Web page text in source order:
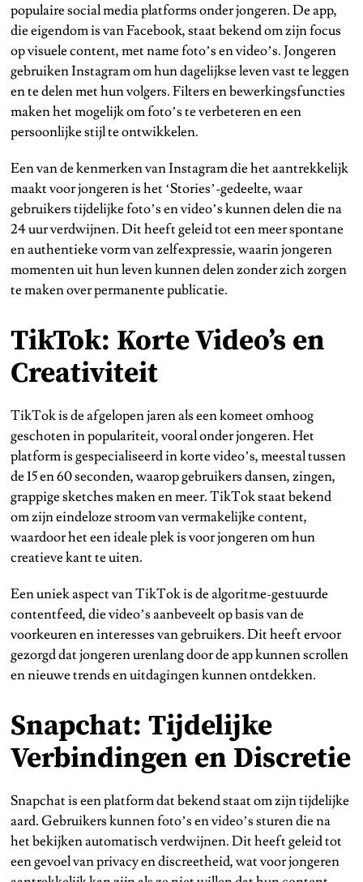
populaire social media platforms onder jongeren. De app,
die eigendom is van Facebook, staat bekend om zijn focus
op visuele content, met name foto’s en video’s. Jongeren
gebruiken Instagram om hun dagelijkse leven vast te leggen
en te delen met hun volgers. Filters en bewerkingsfuncties
maken het mogelijk om foto’s te verbeteren en een
persoonlijke stijl te ontwikkelen.
Een van de kenmerken van Instagram die het aantrekkelijk
maakt voor jongeren is het ‘Stories’-gedeelte, waar
gebruikers tijdelijke foto’s en video’s kunnen delen die na
24 uur verdwijnen. Dit heeft geleid tot een meer spontane
en authentieke vorm van zelfexpressie, waarin jongeren
momenten uit hun leven kunnen delen zonder zich zorgen
te maken over permanente publicatie.
TikTok: Korte Video’s en
Creativiteit
TikTok is de afgelopen jaren als een komeet omhoog
geschoten in populariteit, vooral onder jongeren. Het
platform is gespecialiseerd in korte video’s, meestal tussen
de 15 en 60 seconden, waarop gebruikers dansen, zingen,
grappige sketches maken en meer. TikTok staat bekend
om zijn eindeloze stroom van vermakelijke content,
waardoor het een ideale plek is voor jongeren om hun
creatieve kant te uiten.
Een uniek aspect van TikTok is de algoritme-gestuurde
contentfeed, die video’s aanbeveelt op basis van de
voorkeuren en interesses van gebruikers. Dit heeft ervoor
gezorgd dat jongeren urenlang door de app kunnen scrollen
en nieuwe trends en uitdagingen kunnen ontdekken.
Snapchat: Tijdelijke
Verbindingen en Discretie
Snapchat is een platform dat bekend staat om zijn tijdelijke
aard. Gebruikers kunnen foto’s en video’s sturen die na
het bekijken automatisch verdwijnen. Dit heeft geleid tot
een gevoel van privacy en discreetheid, wat voor jongeren